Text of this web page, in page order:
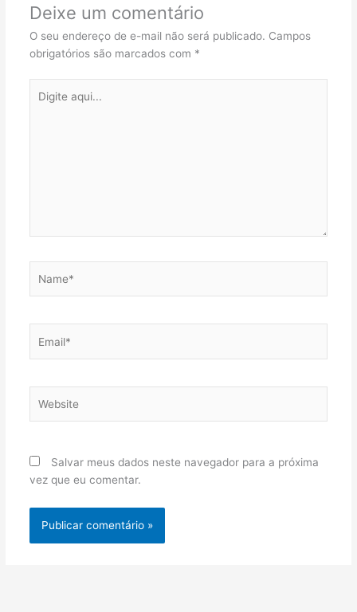
Deixe um comentário
O seu endereço de e-mail não será publicado. Campos
obrigatórios são marcados com *
aqui...
Salvar meus dados neste navegador para a próxima
vez que eu comentar.